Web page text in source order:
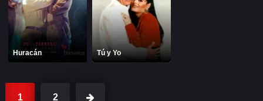
Dulce María Maite Perroni
RBD Como Assistir Dublado
Alfonso Herrera
Huracán Tú y Yo
1 2